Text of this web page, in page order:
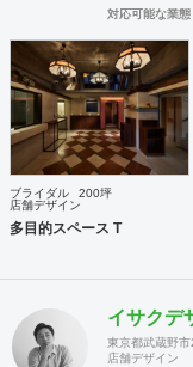
際的なバラ
続けていき
対応可能な業態
ブライダル
200坪
店舗デザイン
多目的スペース T
イサクデ
東京都武蔵野
店舗デザイン